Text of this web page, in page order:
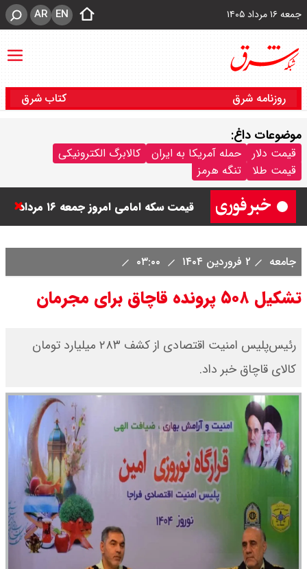
جمعه ۱۶ مرداد ۱۴۰۵ EN
AR
روزنامه شرق کتاب شرق
موضوعات داغ:
قیمت دلار حمله آمریکا به ایران
کالابرگ الکترونیکی
قیمت طلا
تنگه هرمز ۱۴۰۵ اعلام شد + جدول
قیمت سکه امامی امروز جمعه ۱۶ مرداد
۱۴۰۵/ صعود طلا ادامه‌دار شد
قیمت نفت امروز جمعه ۱۶ مرداد ۱۴۰۵
/ نفت صعودی شد + جدول
جامعه ۲ فروردین ۱۴۰۴
تشکیل ۵۰۸ پرونده قاچاق برای مجرمان
رئیس‌پلیس امنیت اقتصادی از کشف ۲۸۳ میلیارد تومان
کالای قاچاق خبر داد.